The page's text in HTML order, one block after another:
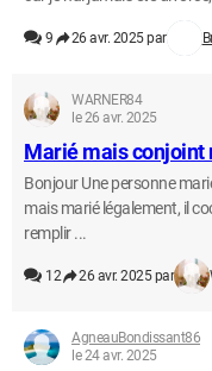
9 26 avr. 2025 par
WARNER84
le 26 avr. 2025
Marié mais conjoint
Bonjour Une personne
mais marié légalement, il
remplir ...
12 26 avr. 2025 par
AgneauBondissant86
le 24 avr. 2025